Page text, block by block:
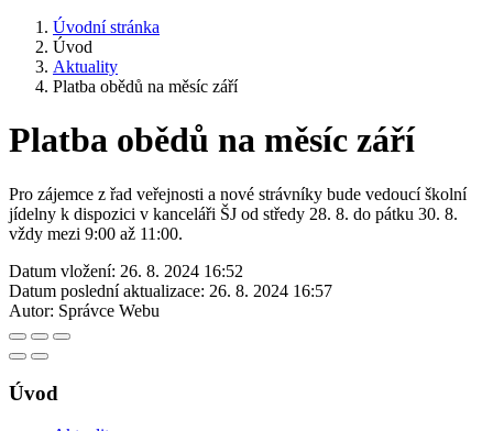
Úvodní stránka
Úvod
Aktuality
Platba obědů na měsíc září
Platba obědů na měsíc září
Pro zájemce z řad veřejnosti a nové strávníky bude vedoucí školní
jídelny k dispozici v kanceláři ŠJ od středy 28. 8. do pátku 30. 8.
vždy mezi 9:00 až 11:00.
Datum vložení: 26. 8. 2024 16:52
Datum poslední aktualizace: 26. 8. 2024 16:57
Autor: Správce Webu
Úvod